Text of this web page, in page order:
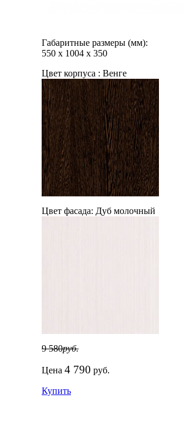
Габаритные размеры (мм):
550 х 1004 х 350
Цвет корпуса : Венге
Цвет фасада: Дуб молочный
9 580руб.
Цена 4 790 руб.
Купить